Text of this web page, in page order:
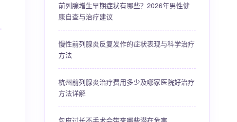
前列腺增生早期症状有哪些？2026年男性健
康自查与治疗建议
慢性前列腺炎反复发作的症状表现与科学治疗
方法
杭州前列腺炎治疗费用多少及哪家医院好治疗
方法详解
包皮过长不手术会带来哪些潜在危害